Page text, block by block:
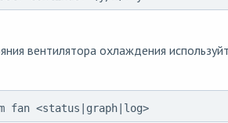
вентилятора охлаждения
fan <status|graph|log>